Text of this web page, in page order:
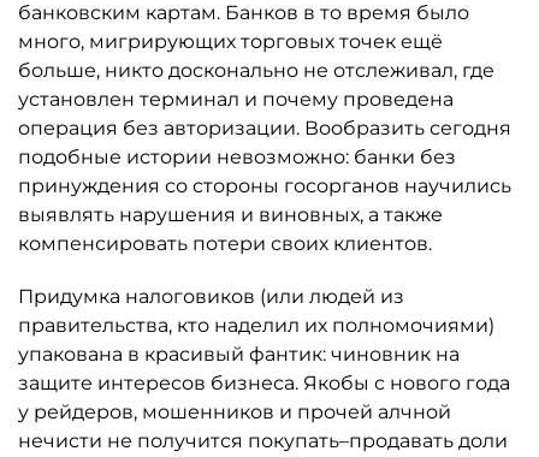
банковским картам. Банков в то время было
много, мигрирующих торговых точек ещё
больше, никто досконально не отслеживал, где
установлен терминал и почему проведена
операция без авторизации. Вообразить сегодня
подобные истории невозможно: банки без
принуждения со стороны госорганов научились
выявлять нарушения и виновных, а также
компенсировать потери своих клиентов.
Придумка налоговиков (или людей из
правительства, кто наделил их полномочиями)
упакована в красивый фантик: чиновник на
защите интересов бизнеса. Якобы с нового года
у рейдеров, мошенников и прочей алчной
нечисти не получится покупать–продавать доли